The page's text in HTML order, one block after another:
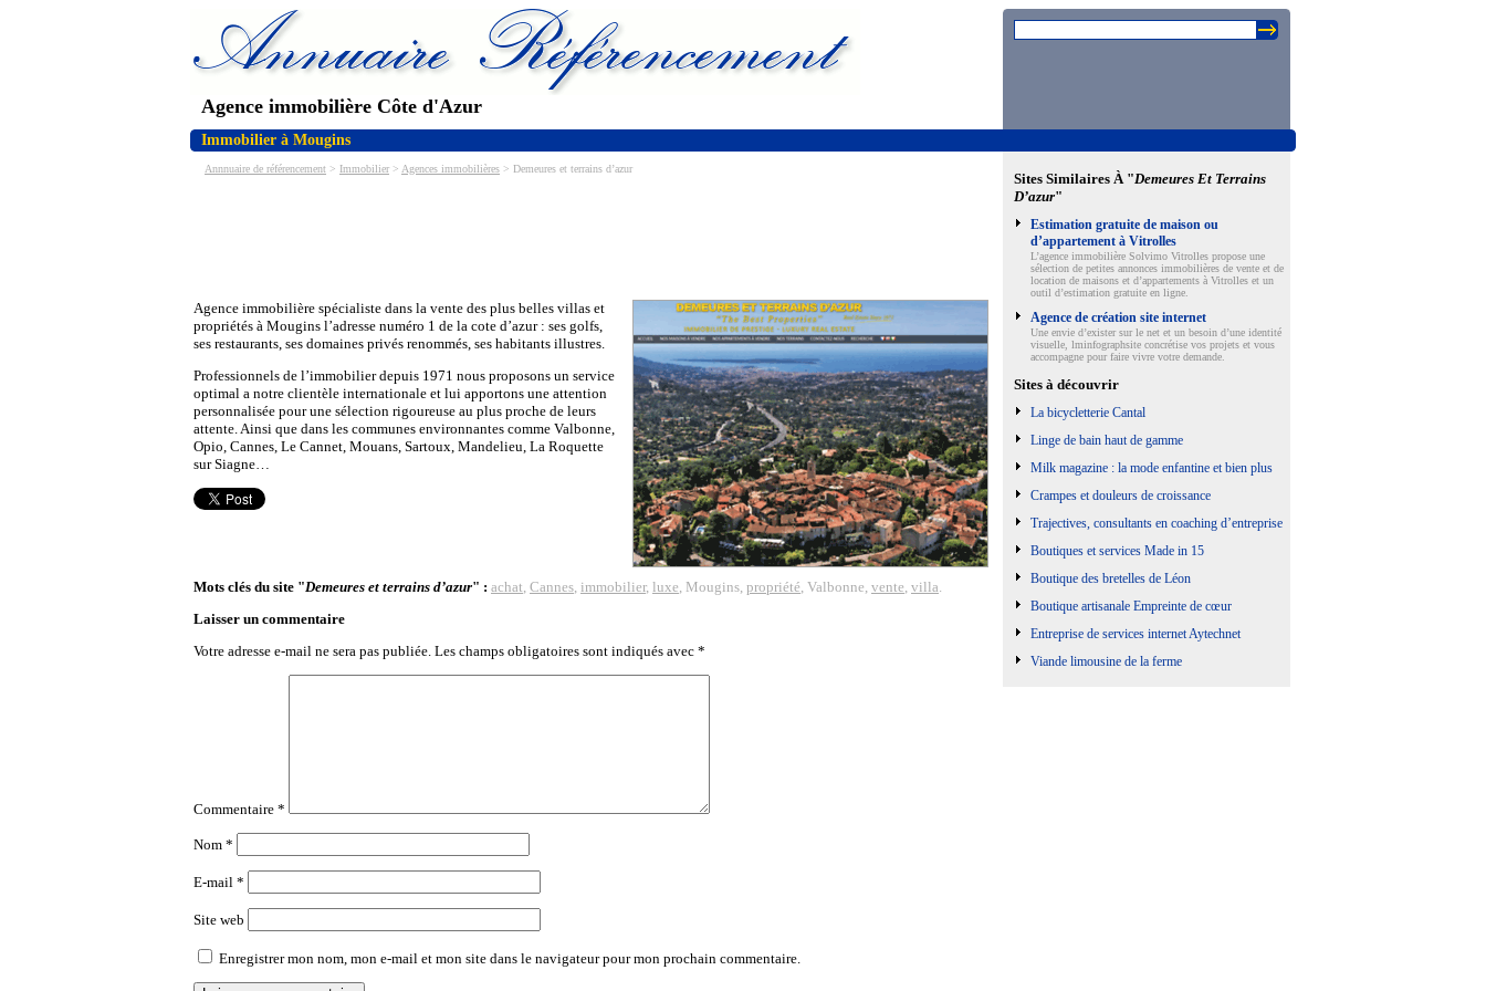
Agence immobilière Côte d'Azur
Immobilier à Mougins
Annnuaire de référencement > Immobilier > Agences immobilières > Demeures et terrains d’azur
Agence immobilière spécialiste dans la vente des plus belles villas et
propriétés à Mougins l’adresse numéro 1 de la cote d’azur : ses golfs,
ses restaurants, ses domaines privés renommés, ses habitants illustres.
Professionnels de l’immobilier depuis 1971 nous proposons un service
optimal a notre clientèle internationale et lui apportons une attention
personnalisée pour une sélection rigoureuse au plus proche de leurs
attente. Ainsi que dans les communes environnantes comme Valbonne,
Opio, Cannes, Le Cannet, Mouans, Sartoux, Mandelieu, La Roquette
sur Siagne…
Mots clés du site "Demeures et terrains d’azur" : achat, Cannes, immobilier, luxe, Mougins, propriété, Valbonne, vente, villa.
Laisser un commentaire
Votre adresse e-mail ne sera pas publiée. Les champs obligatoires sont indiqués avec *
Commentaire *
Nom *
E-mail *
Site web
Enregistrer mon nom, mon e-mail et mon site dans le navigateur pour mon prochain commentaire.
Sites Similaires À "Demeures Et Terrains
D’azur"
Estimation gratuite de maison ou
d’appartement à Vitrolles
L’agence immobilière Solvimo Vitrolles propose une
sélection de petites annonces immobilières de vente et de
location de maisons et d’appartements à Vitrolles et un
outil d’estimation gratuite en ligne.
Agence de création site internet
Une envie d’exister sur le net et un besoin d’une identité
visuelle, lminfographsite concrétise vos projets et vous
accompagne pour faire vivre votre demande.
Sites à découvrir
La bicycletterie Cantal
Linge de bain haut de gamme
Milk magazine : la mode enfantine et bien plus
Crampes et douleurs de croissance
Trajectives, consultants en coaching d’entreprise
Boutiques et services Made in 15
Boutique des bretelles de Léon
Boutique artisanale Empreinte de cœur
Entreprise de services internet Aytechnet
Viande limousine de la ferme